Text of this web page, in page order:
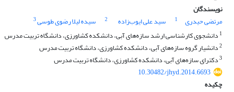
نویسندگان
مرتضی حیدری
1 سید علی ایوب‌زاده 2 سیده لیلا رضوی طوسی3
1 دانشجوی کارشناسی ارشد سازه‌های آبی، دانشکده کشاورزی، دانشگاه تربیت مدرس
2دانشیار گروه سازه‌های آبی، دانشکده کشاورزی، دانشگاه تربیت مدرس
3دکترای سازه‌های آبی، دانشکده کشاورزی، دانشگاه تربیت مدرس
10.30482/jhyd.2014.6693
چکیده